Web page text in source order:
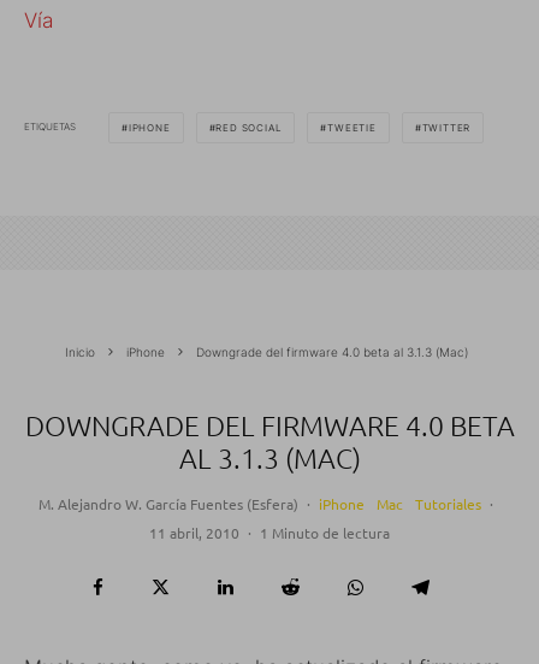
Vía
ETIQUETAS IPHONE RED SOCIAL TWEETIE TWITTER
Inicio iPhone Downgrade del firmware 4.0 beta al 3.1.3 (Mac)
DOWNGRADE DEL FIRMWARE 4.0 BETA
AL 3.1.3 (MAC)
M. Alejandro W. García Fuentes (Esfera) · iPhone Mac Tutoriales ·
11 abril, 2010 · 1 Minuto de lectura